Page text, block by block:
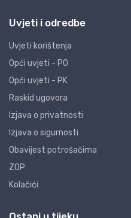
Uvjeti i odredbe
Uvjeti korištenja
Opći uvjeti - PO
Opći uvjeti - PK
Raskid ugovora
Izjava o privatnosti
Izjava o sigurnosti
Obavijest potrošačima
ZOP
Kolačići